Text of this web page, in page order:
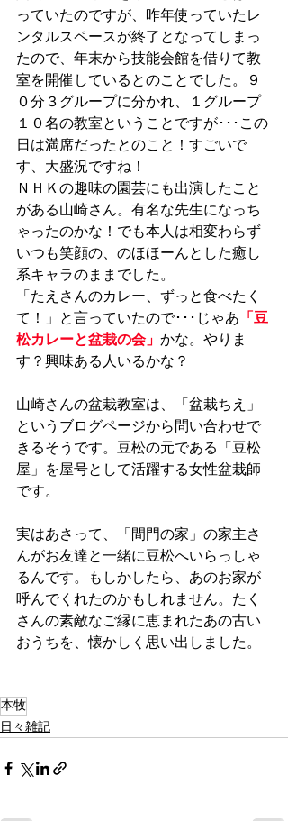
っていたのですが、昨年使っていたレ
ンタルスペースが終了となってしまっ
たので、年末から技能会館を借りて教
室を開催しているとのことでした。９
０分３グループに分かれ、１グループ
１０名の教室ということですが･･･この
日は満席だったとのこと！すごいで
す、大盛況ですね！
ＮＨＫの趣味の園芸にも出演したこと
がある山崎さん。有名な先生になっち
ゃったのかな！でも本人は相変わらず
いつも笑顔の、のほほーんとした癒し
系キャラのままでした。
「たえさんのカレー、ずっと食べたく
て！」と言っていたので･･･じゃあ 「豆
松カレーと盆栽の会」 かな。やりま
す？興味ある人いるかな？
山崎さんの盆栽教室は、「盆栽ちえ」
というブログページから問い合わせで
きるそうです。豆松の元である「豆松
屋」を屋号として活躍する女性盆栽師
です。
実はあさって、「間門の家」の家主さ
んがお友達と一緒に豆松へいらっしゃ
るんです。もしかしたら、あのお家が
呼んでくれたのかもしれません。たく
さんの素敵なご縁に恵まれたあの古い
おうちを、懐かしく思い出しました。
本牧
日々雑記